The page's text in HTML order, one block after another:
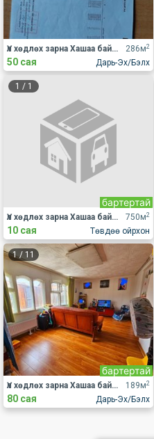
286м2
Дарь-Эх/Бэлх
Үл хөдлөх зарна Хашаа байшин
50 сая
1 / 1
бартертай
750м2
Төвдөө ойрхон
Үл хөдлөх зарна Хашаа байшин
10 сая
1/ 11
бартертай
189м2
Дарь-Эх/Бэлх
Үл хөдлөх зарна Хашаа байшин
80 сая